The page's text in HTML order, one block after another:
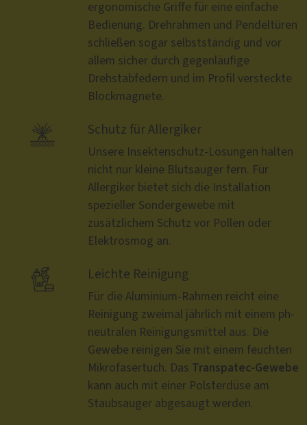
ergonomische Griffe für eine einfache
Bedienung. Drehrahmen und Pendeltüren
schließen sogar selbstständig und vor
allem sicher durch gegenläufige
Drehstabfedern und im Profil versteckte
Blockmagnete.
 Schutz für Allergiker
Unsere Insektenschutz-Lösungen halten
nicht nur kleine Blutsauger fern. Für
Allergiker bietet sich die Installation
spezieller Sondergewebe mit
zusätzlichem Schutz vor Pollen oder
Elektrosmog an.
 Leichte Reinigung
Für die Aluminium-Rahmen reicht eine
Reinigung zweimal jährlich mit einem ph-
neutralen Reinigungsmittel aus. Die
Gewebe reinigen Sie mit einem feuchten
Mikrofasertuch. Das Transpatec-Gewebe
kann auch mit einer Polsterdüse am
Staubsauger abgesaugt werden.